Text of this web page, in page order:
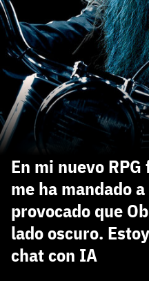
En mi nuevo
me ha mandado
provocado que
lado oscuro.
chat con IA
El inicio de
disponible, pero
Recupera
carácter inicial),
o caracteres
He leído y
de
Registrarse